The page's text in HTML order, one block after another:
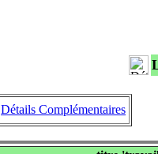
Détails Complémentaires